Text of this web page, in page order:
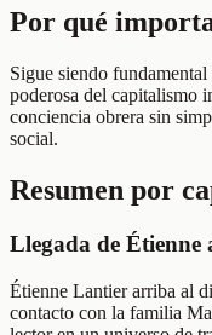
Por qué
Sigue siendo
poderosa del capitalismo
conciencia obrera sin
social.
Resumen por
Llegada de Étienne
Étienne Lantier arriba al
contacto con la familia